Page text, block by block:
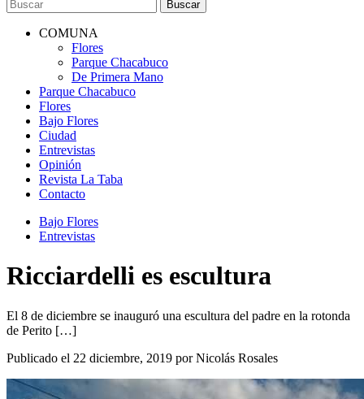
COMUNA
Flores
Parque Chacabuco
De Primera Mano
Parque Chacabuco
Flores
Bajo Flores
Ciudad
Entrevistas
Opinión
Revista La Taba
Contacto
Bajo Flores
Entrevistas
Ricciardelli es escultura
El 8 de diciembre se inauguró una escultura del padre en la rotonda
de Perito […]
Publicado el 22 diciembre, 2019 por Nicolás Rosales